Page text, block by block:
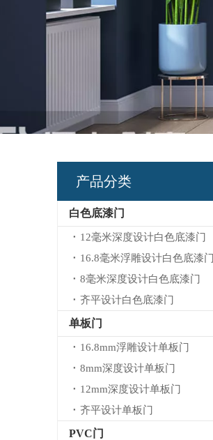
产品分类
白色底漆门
12毫米深度设计白色底漆门
16.8毫米浮雕设计白色底漆门
8毫米深度设计白色底漆门
齐平设计白色底漆门
单板门
16.8mm浮雕设计单板门
8mm深度设计单板门
12mm深度设计单板门
齐平设计单板门
PVC门